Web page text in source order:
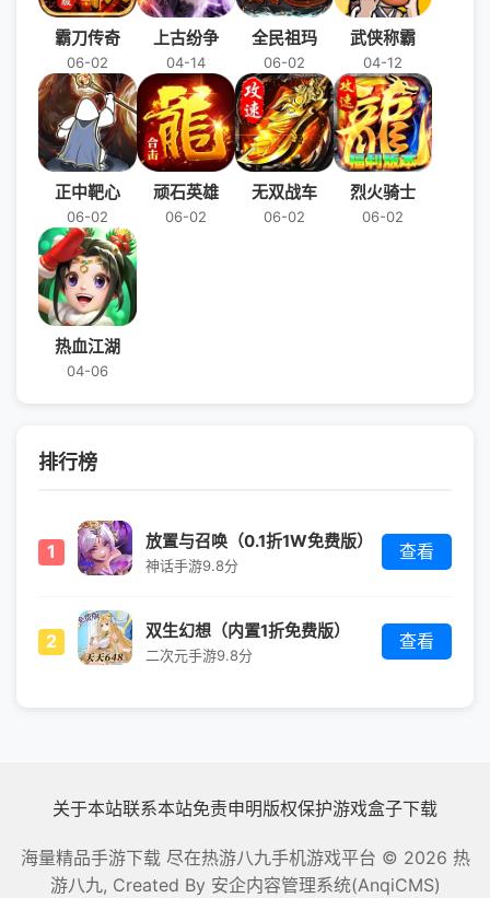
霸刀传奇
06-02
上古纷争
04-14
全民祖玛
06-02
武侠称霸
04-12
正中靶心
06-02
顽石英雄
06-02
无双战车
06-02
烈火骑士
06-02
热血江湖
04-06
排行榜
1 放置与召唤（0.1折1W免费版）
神话手游9.8分
查看
2 双生幻想（内置1折免费版）
二次元手游9.8分
查看
关于本站联系本站免责申明版权保护游戏盒子下载
海量精品手游下载 尽在热游八九手机游戏平台 © 2026 热
游八九, Created By 安企内容管理系统(AnqiCMS)